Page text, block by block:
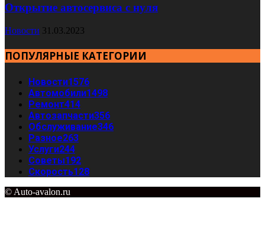
Открытие автосервиса с нуля
Новости 31.03.2023
ПОПУЛЯРНЫЕ КАТЕГОРИИ
Новости1576
Автомобили1498
Ремонт414
Автозапчасти356
Обслуживание346
Разное263
Услуги244
Советы192
Скорость128
© Auto-avalon.ru